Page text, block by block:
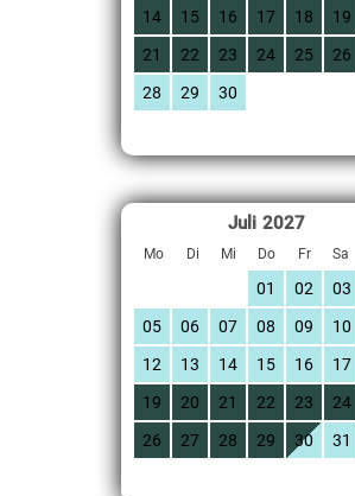
14 15 16 17 18 19
21
22 23 24 25 26
28
29 30
Juli 2027
Mo Di Mi Do Fr Sa
01 02 03
05
06 07 08 09 10
12
13 14 15 16 17
19
20 21 22 23 24
26
27 28 29 30 31